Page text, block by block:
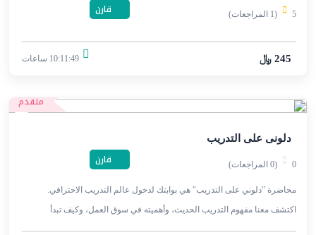
5 (1 المراجعات) قارن
245 ﷼ 10:11:49 ساعات
متقدم
دلونى على التدريب
0 (0 المراجعات) قارن
محاضرة "دلوني على التدريب" هي بوابتك لدخول عالم التدريب الاحترافي.
اكتشف معنا مفهوم التدريب الحديث، وأهميته في سوق العمل، وكيف تبدأ
مسيرتك المهنية كمدرب ناجح.